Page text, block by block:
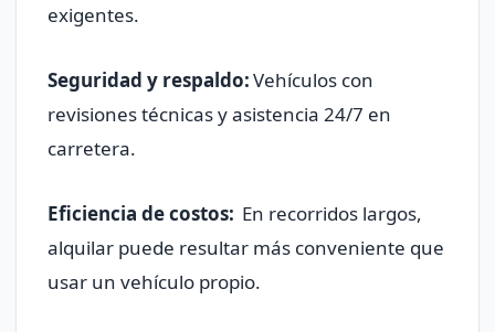
exigentes.
Seguridad y respaldo:Vehículos con
revisiones técnicas y asistencia 24/7 en
carretera.
Eficiencia de costos: En recorridos largos,
alquilar puede resultar más conveniente que
usar un vehículo propio.